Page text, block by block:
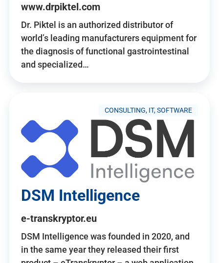
www.drpiktel.com
Dr. Piktel is an authorized distributor of
world’s leading manufacturers equipment for
the diagnosis of functional gastrointestinal
and specialized…
CONSULTING, IT, SOFTWARE
DSM Intelligence
e-transkryptor.eu
DSM Intelligence was founded in 2020, and
in the same year they released their first